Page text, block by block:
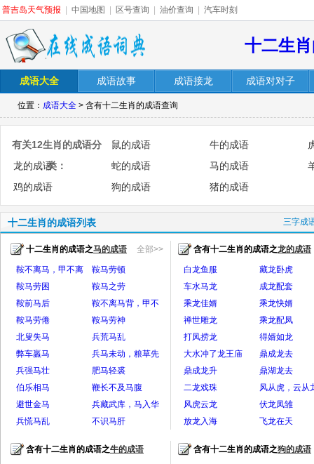
普吉岛天气预报 中国地图 区号查询 油价查询 汽车时刻
十二生
成语大全 成语故事 成语接龙 成语对对子
位置： 成语大全 > 含有十二生肖的成语查询
有关12生肖的成语分
类：
鼠的成语 牛的成语
龙的成语
蛇的成语 马的成语
鸡的成语
狗的成语 猪的成语
十二生肖的成语列表 三字成
十二生肖的成语之马的成语 全部>>
鞍不离马，甲不离
身
鞍马劳顿
鞍马劳困
鞍马之劳
鞍前马后
鞍不离马背，甲不
离将身
鞍马劳倦
鞍马劳神
北叟失马
兵荒马乱
弊车羸马
兵马未动，粮草先
行
兵强马壮
肥马轻裘
伯乐相马
鞭长不及马腹
避世金马
兵藏武库，马入华
山
兵慌马乱 不识马肝
含有十二生肖的成语之龙的成语
白龙鱼服
藏龙卧虎
车水马龙
成龙配套
乘龙佳婿
乘龙快婿
禅世雕龙
乘龙配凤
打凤捞龙
得婿如龙
大水冲了龙王庙
鼎成龙去
鼎成龙升
鼎湖龙去
二龙戏珠
风从虎，云从
风虎云龙
伏龙凤雏
放龙入海
飞龙在天
含有十二生肖的成语之牛的成语
含有十二生肖的成语之狗的成语